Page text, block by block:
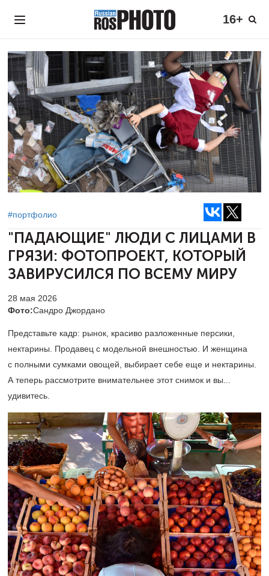
16+
#портфолио
"ПАДАЮЩИЕ" ЛЮДИ С ЛИЦАМИ В
ГРЯЗИ: ФОТОПРОЕКТ, КОТОРЫЙ
ЗАВИРУСИЛСЯ ПО ВСЕМУ МИРУ
28 мая 2026
Фото:Сандро Джордано
Представьте кадр: рынок, красиво разложенные персики,
нектарины. Продавец с модельной внешностью. И женщина
с полными сумками овощей, выбирает себе еще и нектарины.
А теперь рассмотрите внимательнее этот снимок и вы...
удивитесь.